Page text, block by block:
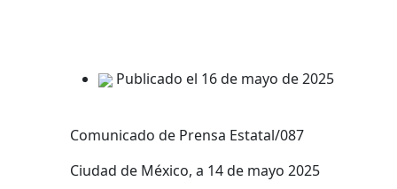
Publicado el 16 de mayo de 2025
Comunicado de Prensa Estatal/087
Ciudad de México, a 14 de mayo 2025